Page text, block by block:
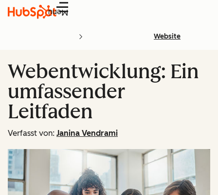
Menü
Website
Webentwicklung: Ein
umfassender
Leitfaden
Verfasst von: Janina Vendrami